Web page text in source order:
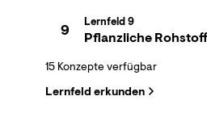
9 Lernfeld 9
Pflanzliche
15 Konzepte verfügbar
Lernfeld erkunden